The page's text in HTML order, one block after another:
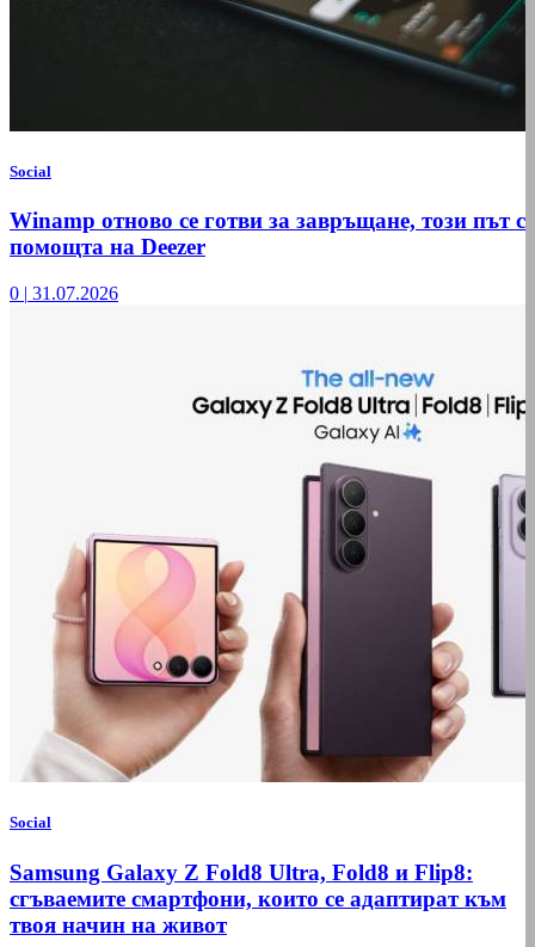
Social
Winamp отново се готви за завръщане, този път с
помощта на Deezer
0 | 31.07.2026
Social
Samsung Galaxy Z Fold8 Ultra, Fold8 и Flip8:
сгъваемите смартфони, които се адаптират към
твоя начин на живот